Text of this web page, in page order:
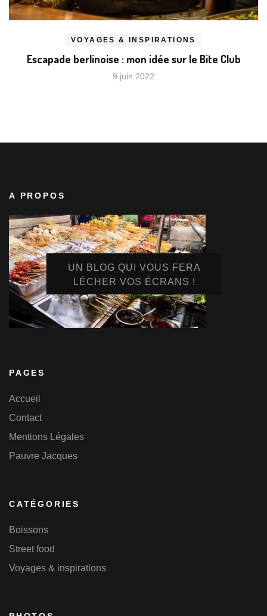
VOYAGES & INSPIRATIONS
Escapade berlinoise : mon idée sur le Bite Club
9 juin 2022
A PROPOS
UN BLOG QUI VOUS FERA
LÉCHER VOS ÉCRANS !
PAGES
Accueil
Contact
Mentions Légales
Pauvre Jacques
CATÉGORIES
Boissons
Street food
Voyages & inspirations